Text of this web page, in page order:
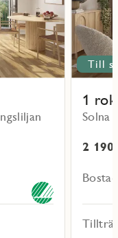
Till
1
Solna
2